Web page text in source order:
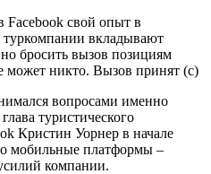
свой опыт в
вкладывают
бросить вызов позициям
может никто. Вызов принят (с)
вопросами именно
туристического
Кристин Уорнер в начале
мобильные платформы –
компании.